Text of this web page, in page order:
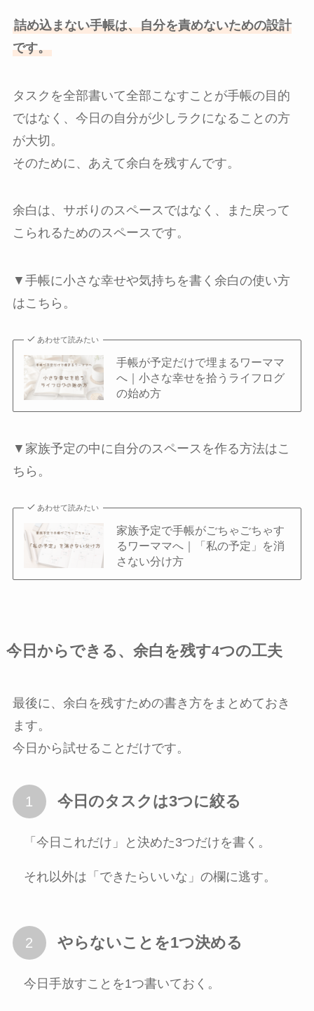
詰め込まない手帳は、自分を責めないための設計
です。
タスクを全部書いて全部こなすことが手帳の目的
ではなく、今日の自分が少しラクになることの方
が大切。
そのために、あえて余白を残すんです。
余白は、サボりのスペースではなく、また戻って
こられるためのスペースです。
▼手帳に小さな幸せや気持ちを書く余白の使い方
はこちら。
あわせて読みたい
手帳が予定だけで埋まるワーママ
へ｜小さな幸せを拾うライフログ
の始め方
▼家族予定の中に自分のスペースを作る方法はこ
ちら。
あわせて読みたい
家族予定で手帳がごちゃごちゃす
るワーママへ｜「私の予定」を消
さない分け方
今日からできる、余白を残す4つの工夫
最後に、余白を残すための書き方をまとめておき
ます。
今日から試せることだけです。
今日のタスクは3つに絞る
「今日これだけ」と決めた3つだけを書く。
それ以外は「できたらいいな」の欄に逃す。
やらないことを1つ決める
今日手放すことを1つ書いておく。